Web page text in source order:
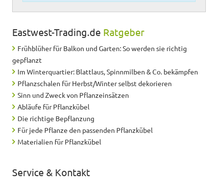
Eastwest-Trading.de Ratgeber
Frühblüher für Balkon und Garten: So werden sie richtig
gepflanzt
Im Winterquartier: Blattlaus, Spinnmilben & Co. bekämpfen
Pflanzschalen für Herbst/Winter selbst dekorieren
Sinn und Zweck von Pflanzeinsätzen
Abläufe für Pflanzkübel
Die richtige Bepflanzung
Für jede Pflanze den passenden Pflanzkübel
Materialien für Pflanzkübel
Service & Kontakt